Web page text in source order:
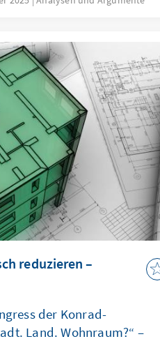
China, wie
Beide Fälle
unterwandert wird,
Handlungsfähigkeit und
ins Wanken.
reduzieren –
der Konrad-
Land. Wohnraum?“ –